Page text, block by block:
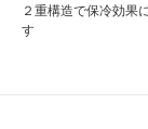
２重構造で保冷効果
す